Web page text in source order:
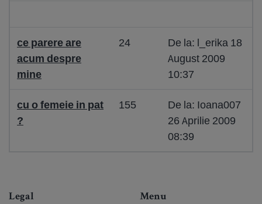
ce parere are
acum despre
mine
24
De la: l_erika 18
August 2009
10:37
cu o femeie in pat
?
155
De la: Ioana007
26 Aprilie 2009
08:39
Legal Menu